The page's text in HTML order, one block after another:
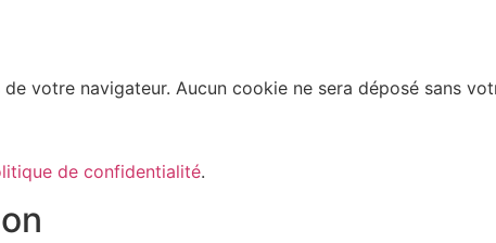
votre navigateur. Aucun cookie ne sera déposé sans
de confidentialité.